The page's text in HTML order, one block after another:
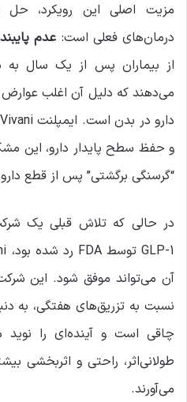
مزیت اصلی این رویکرد، حل
درمان‌های فعلی است: عدم
می‌دهند که دلیل آن اغلب
و حفظ سطح پایدار دارو، این
“گرسنگی برگشتی” پس از قطع
در حالی که تلاش قبلی یک
آن می‌تواند موفق شود. این
نسبت به تزریق‌های هفتگی، به
چاقی است و آینده‌ای را
طولانی‌اثر، راحتی و اثربخشی
می‌آورند.